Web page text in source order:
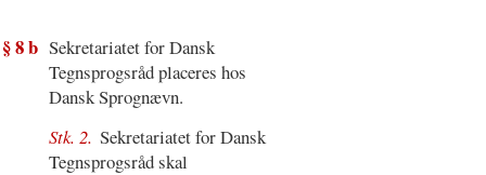
§ 8 b Sekretariatet for Dansk
Tegnsprogsråd placeres hos
Dansk Sprognævn.
Stk. 2. Sekretariatet for Dansk
Tegnsprogsråd skal